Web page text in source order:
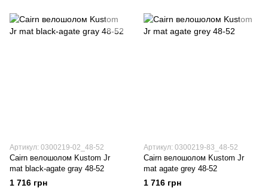
Артикул: 0300219-02_48-52
Cairn велошолом Kustom Jr
mat black-agate gray 48-52
1 716 грн
Артикул: 0300219-83_48-52
Cairn велошолом Kustom Jr
mat agate grey 48-52
1 716 грн